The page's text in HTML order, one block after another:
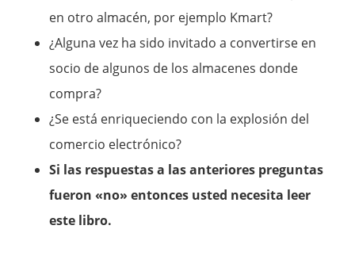
en otro almacén, por ejemplo Kmart?
¿Alguna vez ha sido invitado a convertirse en
socio de algunos de los almacenes donde
compra?
¿Se está enriqueciendo con la explosión del
comercio electrónico?
Si las respuestas a las anteriores preguntas
fueron «no» entonces usted necesita leer
este libro.